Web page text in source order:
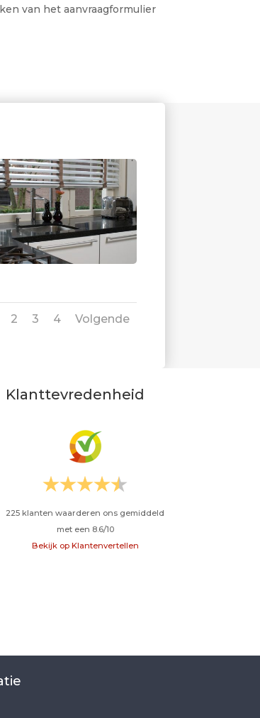
van het aanvraagformulier
2 3 4 Volgende
Klanttevredenheid
225 klanten waarderen ons gemiddeld
met een 8.6/10
Bekijk op Klantenvertellen